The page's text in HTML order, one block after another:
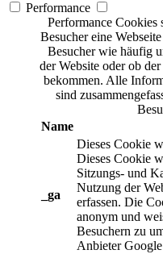
Performance
Performance Cookies
Besucher eine
Besucher wie häufig
der Website oder ob
bekommen. Alle
sind
Name
_ga
Dieses Cookie
Dieses Cookie
Sitzungs- und
Nutzung der
erfassen. Die
anonym und
Besuchern zu
Anbieter